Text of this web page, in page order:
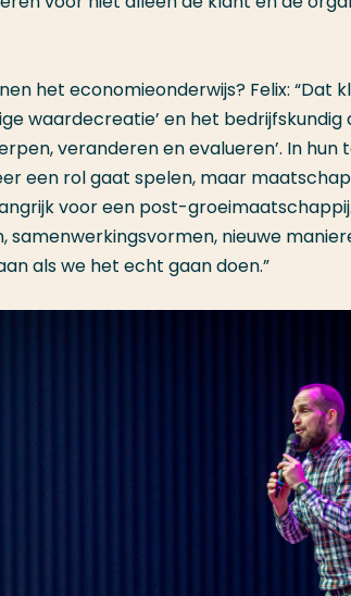
het economieonderwijs? Felix: “Dat
waardecreatie’ en het bedrijfskundig
veranderen en evalueren’. In hun
een rol gaat spelen, maar
voor een post-
nieuwe
als we het echt gaan doen.”